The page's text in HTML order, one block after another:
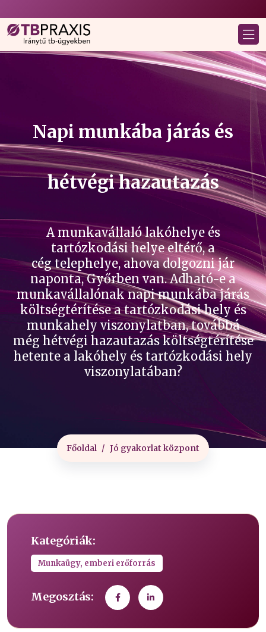
Napi munkába járás és
hétvégi hazautazás
A munkavállaló lakóhelye és
tartózkodási helye eltérő, a
cég telephelye, ahova dolgozni jár
naponta, Győrben van. Adható-e a
munkavállalónak napi munkába járás
költségtérítése a tartózkodási hely és
munkahely viszonylatban, továbbá
még hétvégi hazautazás költségtérítése
hetente a lakóhely és tartózkodási hely
viszonylatában?
Főoldal Jó gyakorlat központ
Kategóriák:
Munkaügy, emberi erőforrás
Megosztás: